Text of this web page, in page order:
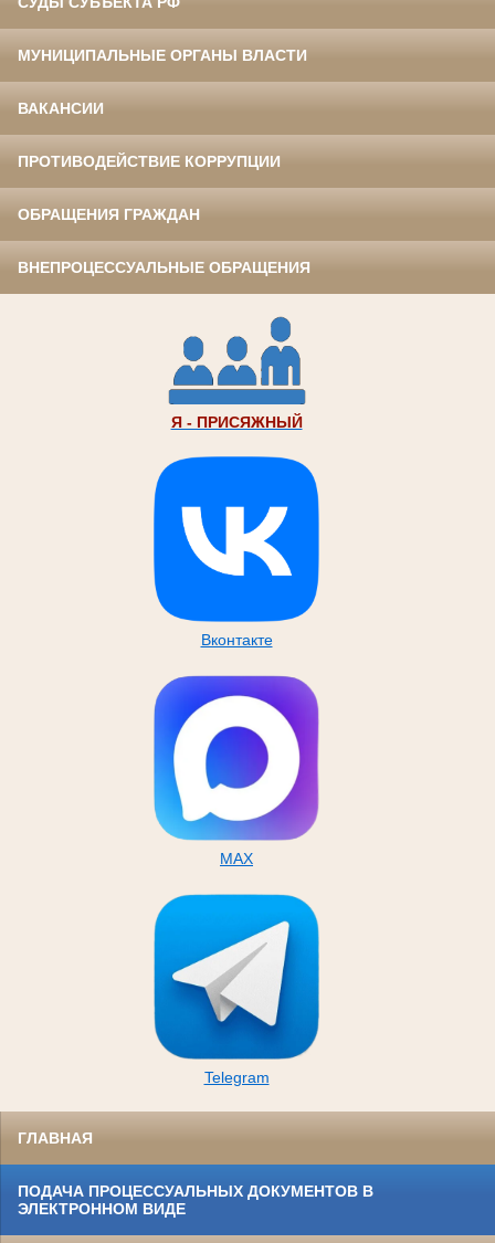
МУНИЦИПАЛЬНЫЕ ОРГАНЫ ВЛАСТИ
ВАКАНСИИ
ПРОТИВОДЕЙСТВИЕ КОРРУПЦИИ
ОБРАЩЕНИЯ ГРАЖДАН
ВНЕПРОЦЕССУАЛЬНЫЕ ОБРАЩЕНИЯ
Я - ПРИСЯЖНЫЙ
Вконтакте
MAX
Telegram
ГЛАВНАЯ
ПОДАЧА ПРОЦЕССУАЛЬНЫХ ДОКУМЕНТОВ В
ЭЛЕКТРОННОМ ВИДЕ